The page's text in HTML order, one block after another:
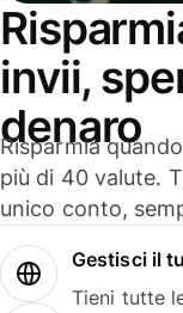
invii,
denaro
Risparmia
più di 40 valute.
unico conto,
Gestisci il
Tieni tutte